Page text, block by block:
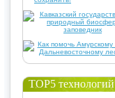
TOP5 технологий